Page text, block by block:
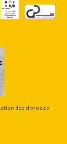
des données